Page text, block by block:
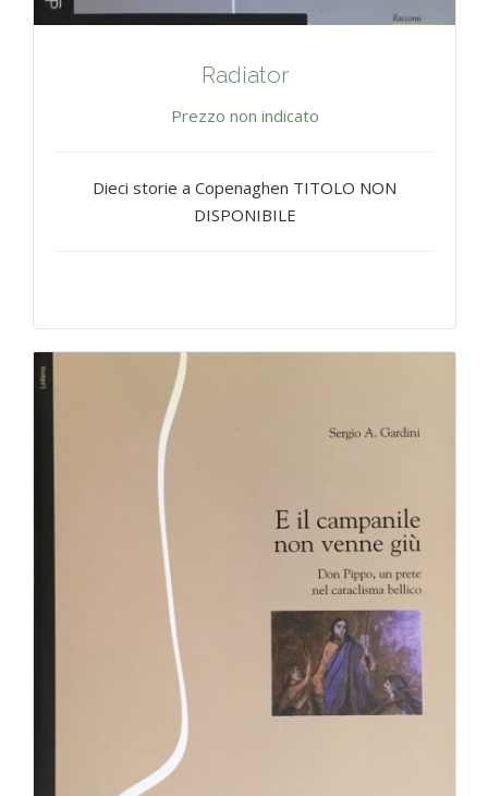
Radiator
Prezzo non indicato
Dieci storie a Copenaghen TITOLO NON
DISPONIBILE